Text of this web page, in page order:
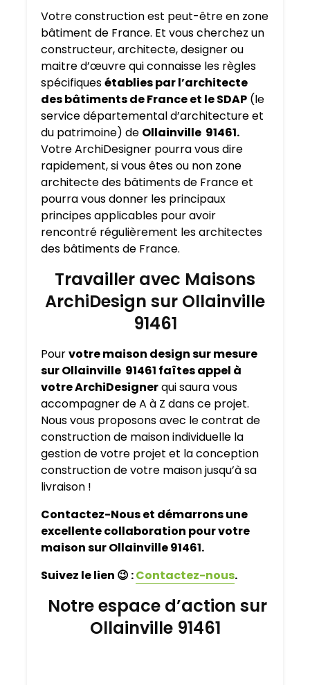
Votre construction est peut-être en zone
bâtiment de France. Et vous cherchez un
constructeur, architecte, designer ou
maitre d’œuvre qui connaisse les règles
spécifiquesétablies par l’architecte
des bâtiments de France et le SDAP (le
service départemental d’architecture et
du patrimoine) de Ollainville 91461.
Votre ArchiDesigner pourra vous dire
rapidement, si vous êtes ou non zone
architecte des bâtiments de France et
pourra vous donner les principaux
principes applicables pour avoir
rencontré régulièrement les architectes
des bâtiments de France.
Travailler avec Maisons
ArchiDesign sur Ollainville
91461
Pourvotre maison design sur mesure
sur Ollainville 91461 faîtes appel à
votre ArchiDesignerqui saura vous
accompagner de A à Z dans ce projet.
Nous vous proposons avec le contrat de
construction de maison individuelle la
gestion de votre projet et la conception
construction de votre maison jusqu’à sa
livraison !
Contactez-Nous et démarrons une
excellente collaboration pour votre
maison sur Ollainville 91461.
Suivez le lien 😉 :Contactez-nous.
Notre espace d’action sur
Ollainville 91461